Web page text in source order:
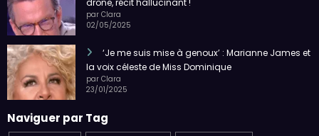
par Clara
02/05/2025
‘Je me suis mise à genoux’ : Marianne James et
la voix céleste de Miss Dominique
par Clara
23/01/2025
Naviguer par Tag